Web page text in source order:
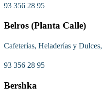
93 356 28 95
Belros (Planta Calle)
Cafeterías, Heladerías y
93 356 28 95
Bershka